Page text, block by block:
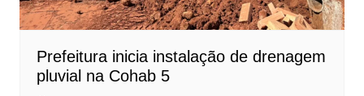
Prefeitura inicia instalação de drenagem
pluvial na Cohab 5